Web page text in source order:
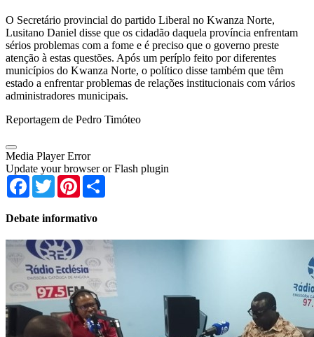
O Secretário provincial do partido Liberal no Kwanza Norte,
Lusitano Daniel disse que os cidadão daquela província enfrentam
sérios problemas com a fome e é preciso que o governo preste
atenção à estas questões. Após um períplo feito por diferentes
municípios do Kwanza Norte, o político disse também que têm
estado a enfrentar problemas de relações institucionais com vários
administradores municipais.
Reportagem de Pedro Timóteo
Media Player Error
Update your browser or Flash plugin
Facebook
TwitterPinterest
Debate informativo